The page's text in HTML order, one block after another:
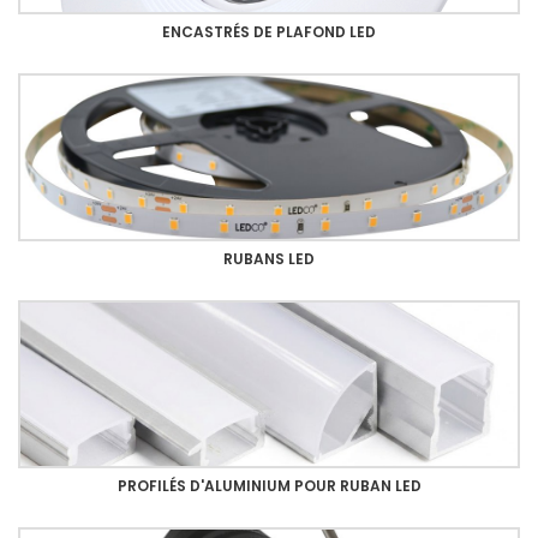
ENCASTRÉS DE PLAFOND LED
RUBANS LED
PROFILÉS D'ALUMINIUM POUR RUBAN LED